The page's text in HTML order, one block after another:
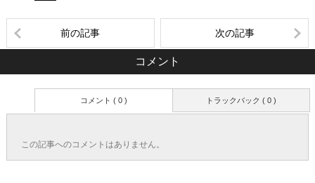
前の記事 次の記事
コメント
トラックバック ( 0 )
コメント ( 0 )
この記事へのコメントはありません。